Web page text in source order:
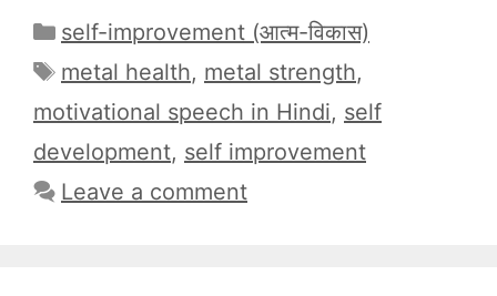
Categories
self-improvement (आत्म-विकास)
Tags
metal health, metal strength,
motivational speech in Hindi, self
development, self improvement
Leave a comment